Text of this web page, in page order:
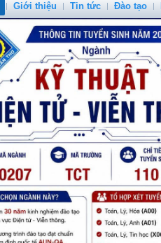
Giới thiệu Tin tức Đào tạo